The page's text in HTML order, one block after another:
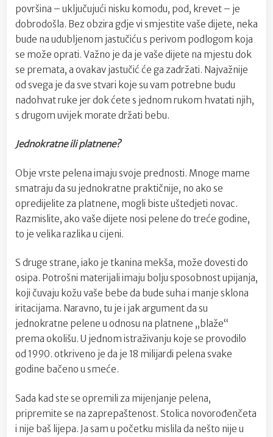
površina – uključujući nisku komodu, pod, krevet – je
dobrodošla. Bez obzira gdje vi smjestite vaše dijete, neka
bude na udubljenom jastučiću s perivom podlogom koja
se može oprati. Važno je da je vaše dijete na mjestu dok
se premata, a ovakav jastučić će ga zadržati. Najvažnije
od svega je da sve stvari koje su vam potrebne budu
nadohvat ruke jer dok ćete s jednom rukom hvatati njih,
s drugom uvijek morate držati bebu.
Jednokratne ili platnene?
Obje vrste pelena imaju svoje prednosti. Mnoge mame
smatraju da su jednokratne praktičnije, no ako se
opredijelite za platnene, mogli biste uštedjeti novac.
Razmislite, ako vaše dijete nosi pelene do treće godine,
to je velika razlika u cijeni.
S druge strane, iako je tkanina mekša, može dovesti do
osipa. Potrošni materijali imaju bolju sposobnost upijanja,
koji čuvaju kožu vaše bebe da bude suha i manje sklona
iritacijama. Naravno, tu je i jak argument da su
jednokratne pelene u odnosu na platnene „blaže“
prema okolišu. U jednom istraživanju koje se provodilo
od 1990. otkriveno je da je 18 milijardi pelena svake
godine bačeno u smeće.
Sada kad ste se opremili za mijenjanje pelena,
pripremite se na zaprepaštenost. Stolica novorođenčeta
i nije baš lijepa. Ja sam u početku mislila da nešto nije u